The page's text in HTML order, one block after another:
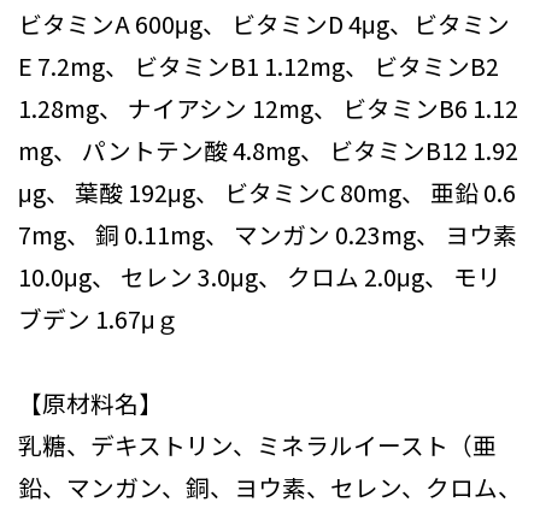
ビタミンA 600μg、 ビタミンD 4μg、ビタミン
E 7.2mg、 ビタミンB1 1.12mg、 ビタミンB2
1.28mg、 ナイアシン 12mg、 ビタミンB6 1.12
mg、 パントテン酸 4.8mg、 ビタミンB12 1.92
μg、 葉酸 192μg、 ビタミンC 80mg、 亜鉛 0.6
7mg、 銅 0.11mg、 マンガン 0.23mg、 ヨウ素
10.0μg、 セレン 3.0μg、 クロム 2.0μg、 モリ
ブデン 1.67μｇ
【原材料名】
乳糖、デキストリン、ミネラルイースト（亜
鉛、マンガン、銅、ヨウ素、セレン、クロム、